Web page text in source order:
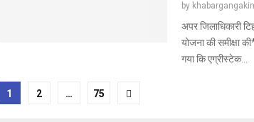
by
अपर जिलाधिकारी
योजना की समीक्षा
गया कि एग्रीस्टेक...
Posts
1 2 … 75